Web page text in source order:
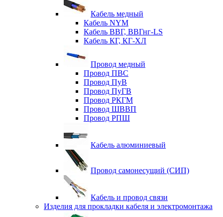
Кабель медный
Кабель NYM
Кабель ВВГ, ВВГнг-LS
Кабель КГ, КГ-ХЛ
Провод медный
Провод ПВС
Провод ПуВ
Провод ПуГВ
Провод РКГМ
Провод ШВВП
Провод РПШ
Кабель алюминиевый
Провод самонесущий (СИП)
Кабель и провод связи
Изделия для прокладки кабеля и электромонтажа